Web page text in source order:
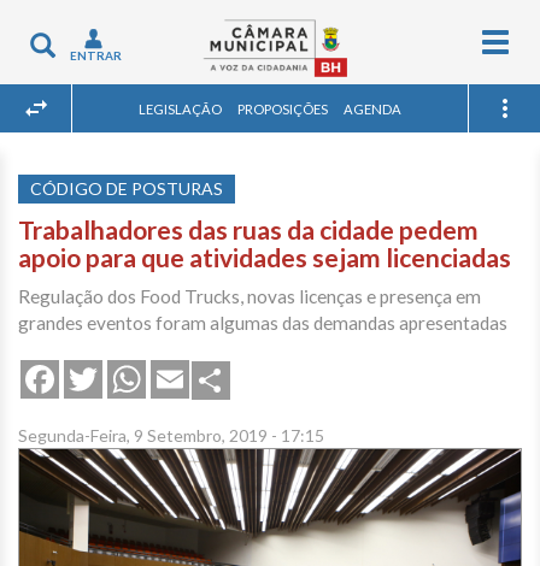
Toggle
navigation
ENTRAR
LEGISLAÇÃO PROPOSIÇÕES AGENDA
CÓDIGO DE POSTURAS
Trabalhadores das ruas da cidade pedem
apoio para que atividades sejam licenciadas
Regulação dos Food Trucks, novas licenças e presença em
grandes eventos foram algumas das demandas apresentadas
FacebookTwitterWhatsApp
Email
Segunda-Feira, 9 Setembro, 2019 - 17:15